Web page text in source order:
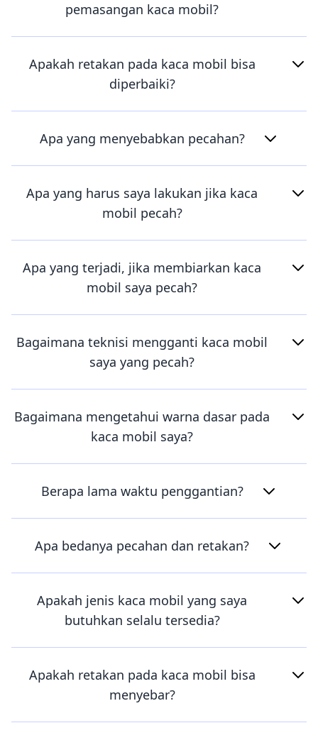
pemasangan kaca mobil?
Apakah retakan pada kaca mobil bisa
diperbaiki?
Apa yang menyebabkan pecahan?
Apa yang harus saya lakukan jika kaca
mobil pecah?
Apa yang terjadi, jika membiarkan kaca
mobil saya pecah?
Bagaimana teknisi mengganti kaca mobil
saya yang pecah?
Bagaimana mengetahui warna dasar pada
kaca mobil saya?
Berapa lama waktu penggantian?
Apa bedanya pecahan dan retakan?
Apakah jenis kaca mobil yang saya
butuhkan selalu tersedia?
Apakah retakan pada kaca mobil bisa
menyebar?